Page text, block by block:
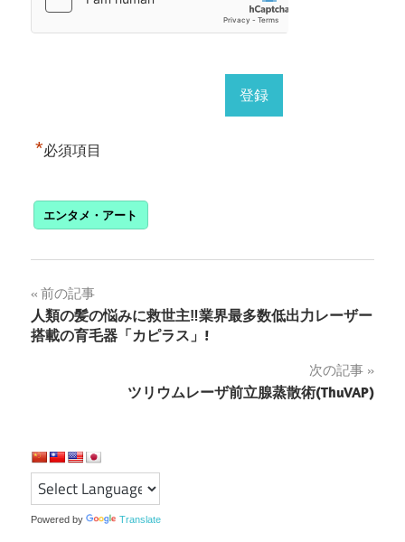
*必須項目
エンタメ・アート
投
稿
ー
シ
前の記事
人類の髪の悩みに救世主‼︎業界最多数低出力レーザー
搭載の育毛器「カピラス」!
次の記事
ツリウムレーザ前立腺蒸散術(ThuVAP)
Powered by Translate